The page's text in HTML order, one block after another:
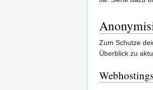
Zum Schutze
Überblick zu